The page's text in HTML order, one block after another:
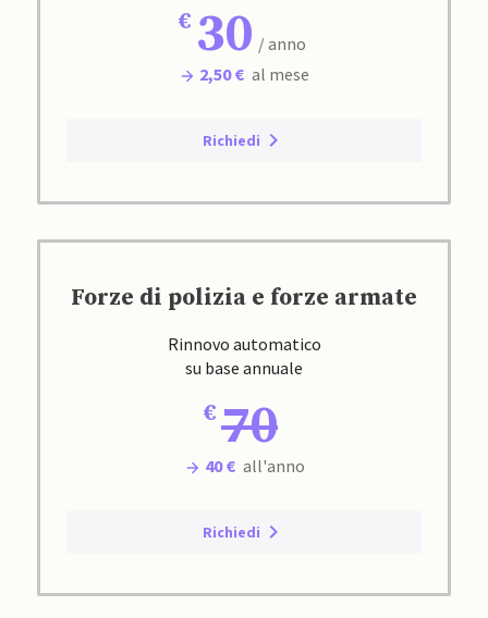
30 / anno
2,50 € al mese
Richiedi
Forze di polizia e forze armate
Rinnovo automatico
su base annuale
70
40 € all'anno
Richiedi